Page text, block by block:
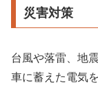
災害対策
台風や落雷、地
車に蓄えた電気